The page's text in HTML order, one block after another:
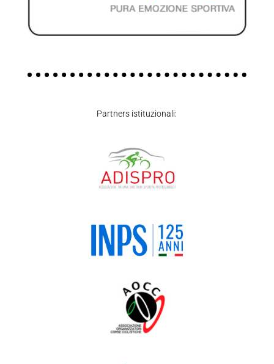
Partners istituzionali: